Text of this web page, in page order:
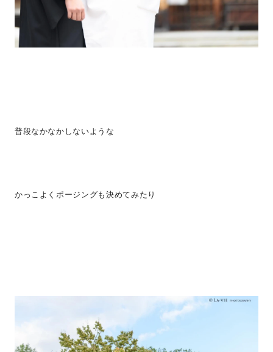
普段なかなかしないような
かっこよくポージングも決めてみたり